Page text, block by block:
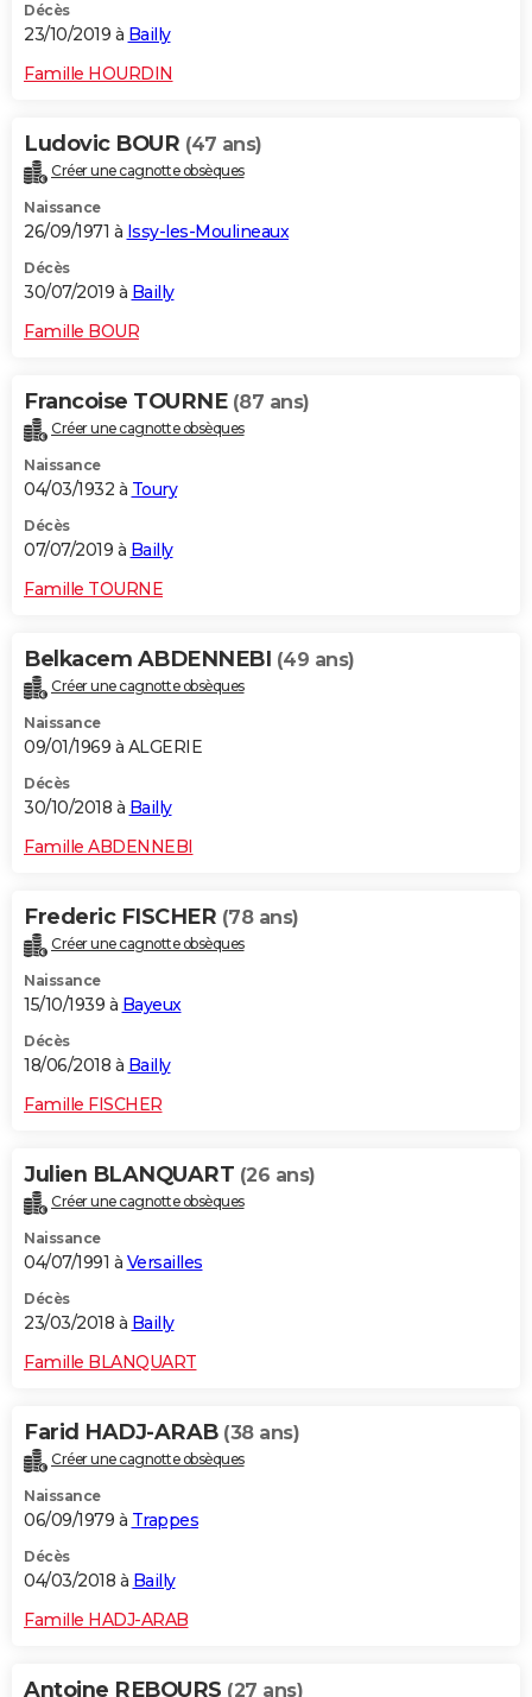
Décès
23/10/2019 à Bailly
Famille HOURDIN
Ludovic BOUR (47 ans)
Créer une cagnotte obsèques
Naissance
26/09/1971 à Issy-les-Moulineaux
Décès
30/07/2019 à Bailly
Famille BOUR
Francoise TOURNE (87 ans)
Créer une cagnotte obsèques
Naissance
04/03/1932 à Toury
Décès
07/07/2019 à Bailly
Famille TOURNE
Belkacem ABDENNEBI (49 ans)
Créer une cagnotte obsèques
Naissance
09/01/1969 à ALGERIE
Décès
30/10/2018 à Bailly
Famille ABDENNEBI
Frederic FISCHER (78 ans)
Créer une cagnotte obsèques
Naissance
15/10/1939 à Bayeux
Décès
18/06/2018 à Bailly
Famille FISCHER
Julien BLANQUART (26 ans)
Créer une cagnotte obsèques
Naissance
04/07/1991 à Versailles
Décès
23/03/2018 à Bailly
Famille BLANQUART
Farid HADJ-ARAB (38 ans)
Créer une cagnotte obsèques
Naissance
06/09/1979 à Trappes
Décès
04/03/2018 à Bailly
Famille HADJ-ARAB
Antoine REBOURS (27 ans)